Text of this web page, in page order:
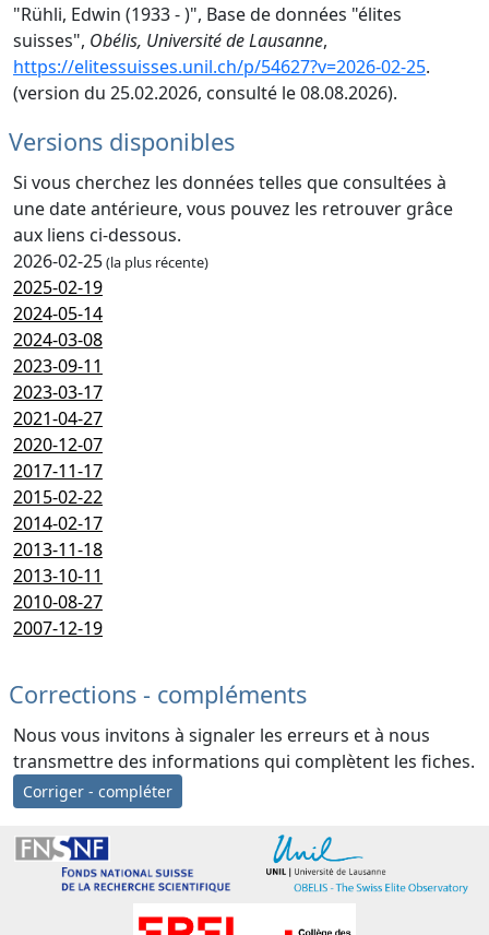
"Rühli, Edwin (1933 - )", Base de données "élites
suisses", Obélis, Université de Lausanne,
https://elitessuisses.unil.ch/p/54627?v=2026-02-25.
(version du 25.02.2026, consulté le 08.08.2026).
Versions disponibles
Si vous cherchez les données telles que consultées à
une date antérieure, vous pouvez les retrouver grâce
aux liens ci-dessous.
2026-02-25(la plus récente)
2025-02-19
2024-05-14
2024-03-08
2023-09-11
2023-03-17
2021-04-27
2020-12-07
2017-11-17
2015-02-22
2014-02-17
2013-11-18
2013-10-11
2010-08-27
2007-12-19
Corrections - compléments
Nous vous invitons à signaler les erreurs et à nous
transmettre des informations qui complètent les fiches.
Corriger - compléter